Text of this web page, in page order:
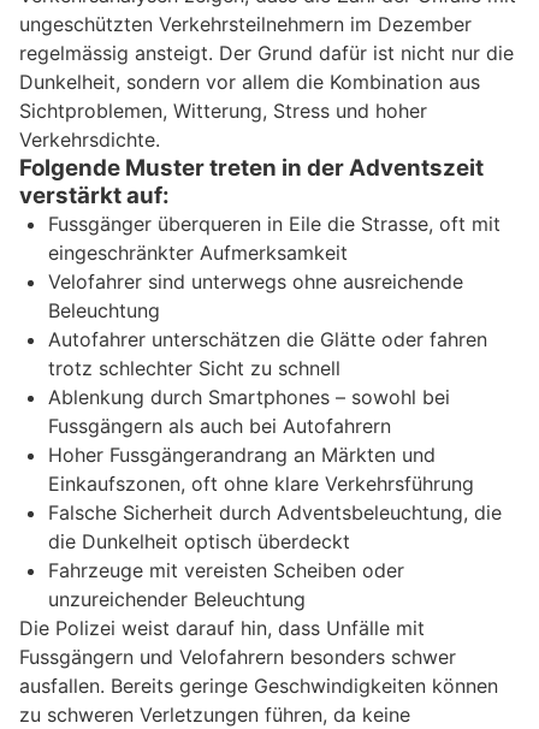
ungeschützten Verkehrsteilnehmern im Dezember
regelmässig ansteigt. Der Grund dafür ist nicht nur die
Dunkelheit, sondern vor allem die Kombination aus
Sichtproblemen, Witterung, Stress und hoher
Verkehrsdichte.
Folgende Muster treten in der Adventszeit
verstärkt auf:
Fussgänger überqueren in Eile die Strasse, oft mit
eingeschränkter Aufmerksamkeit
Velofahrer sind unterwegs ohne ausreichende
Beleuchtung
Autofahrer unterschätzen die Glätte oder fahren
trotz schlechter Sicht zu schnell
Ablenkung durch Smartphones – sowohl bei
Fussgängern als auch bei Autofahrern
Hoher Fussgängerandrang an Märkten und
Einkaufszonen, oft ohne klare Verkehrsführung
Falsche Sicherheit durch Adventsbeleuchtung, die
die Dunkelheit optisch überdeckt
Fahrzeuge mit vereisten Scheiben oder
unzureichender Beleuchtung
Die Polizei weist darauf hin, dass Unfälle mit
Fussgängern und Velofahrern besonders schwer
ausfallen. Bereits geringe Geschwindigkeiten können
zu schweren Verletzungen führen, da keine